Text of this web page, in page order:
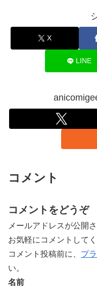
X
LINE
コメント
コメントをどうぞ
メールアドレスが公開
お気軽にコメントしてく
コメント投稿前に、 プ
い。
名前